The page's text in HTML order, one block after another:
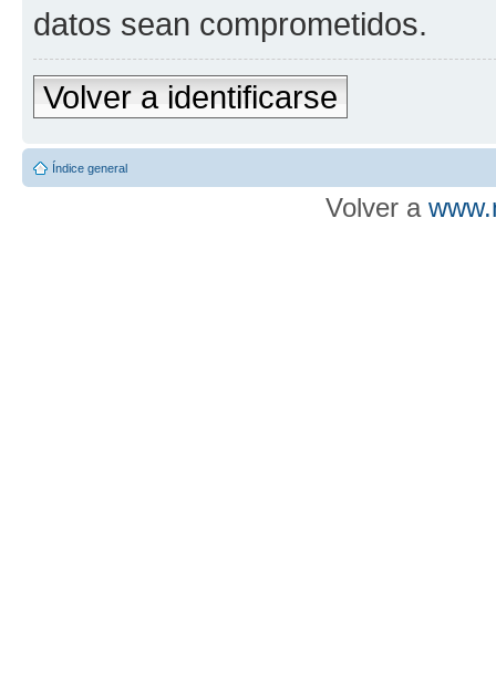
datos sean comprometidos.
Volver a identificarse
Índice general
Volver a